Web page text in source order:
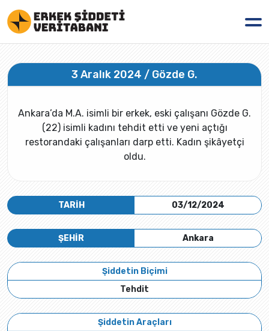
3 Aralık 2024 / Gözde G.
Ankara’da M.A. isimli bir erkek, eski çalışanı Gözde G.
(22) isimli kadını tehdit etti ve yeni açtığı
restorandaki çalışanları darp etti. Kadın şikâyetçi
oldu.
TARİH 03/12/2024
Ankara
ŞEHİR
Şiddetin Biçimi
Tehdit
Şiddetin Araçları